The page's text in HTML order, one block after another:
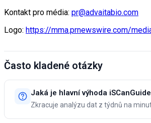
Kontakt pro média: pr@advaitabio.com
Logo: https://mma.prnewswire.com/
Často kladené otázky
Jaká je hlavní výhoda
Zkracuje analýzu dat z týdnů na